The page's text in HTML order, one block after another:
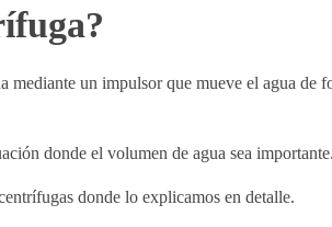
mediante un impulsor que mueve el agua de
donde el volumen de agua sea importante.
donde lo explicamos en detalle.